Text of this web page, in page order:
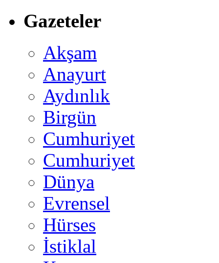
Gazeteler
Akşam
Anayurt
Aydınlık
Birgün
Cumhuriyet
Cumhuriyet
Dünya
Evrensel
Hürses
İstiklal